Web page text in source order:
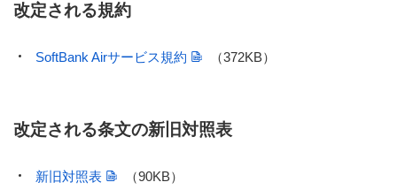
改定される規約
SoftBank Airサービス規約 （372KB）
改定される条文の新旧対照表
新旧対照表 （90KB）